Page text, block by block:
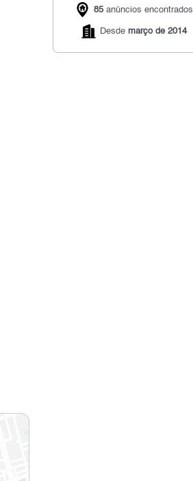
85anúncios encontrados
Desde março de 2014